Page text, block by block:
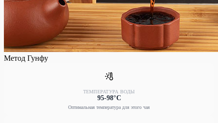
Метод Гунфу
ТЕМПЕРАТУРА ВОДЫ
95-98°C
Оптимальная температура для этого чая